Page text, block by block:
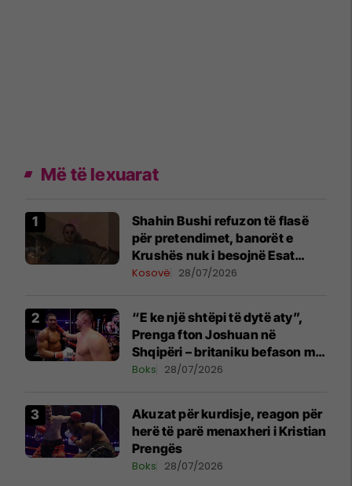
Më të lexuarat
Shahin Bushi refuzon të flasë
për pretendimet, banorët e
Krushës nuk i besojnë Esat
Shalës
Kosovë 28/07/2026
“E ke një shtëpi të dytë aty”,
Prenga fton Joshuan në
Shqipëri – britaniku befason me
komentin
Boks 28/07/2026
Akuzat për kurdisje, reagon për
herë të parë menaxheri i Kristian
Prengës
Boks 28/07/2026